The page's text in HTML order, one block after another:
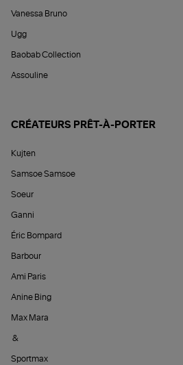
Vanessa Bruno
Ugg
Baobab Collection
Assouline
CRÉATEURS PRÊT-À-PORTER
Kujten
Samsoe Samsoe
Soeur
Ganni
Éric Bompard
Barbour
Ami Paris
Anine Bing
Max Mara
&
Sportmax